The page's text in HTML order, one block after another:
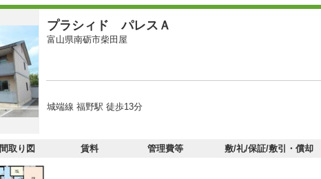
プラシィド パレスＡ
富山県南砺市柴田屋
城端線 福野駅 徒歩13分
間取り図 賃料 管理費等 敷/礼/保証/敷引・償却